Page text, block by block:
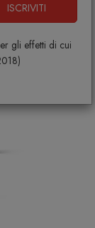
ISCRIVITI
gli effetti di cui